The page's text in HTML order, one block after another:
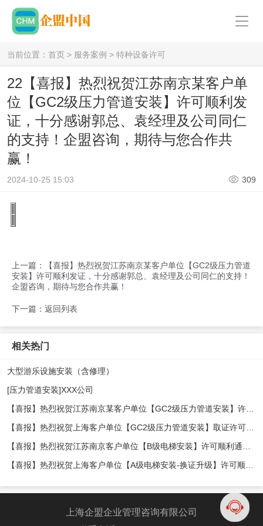
当前位置： 首页 > 服务案例 > 特种设备许可
22【喜报】热烈祝贺江苏南京某客户单
位【GC2级压力管道安装】许可顺利发
证，十分感谢郭总、袁经理及公司同仁
的支持！企盟咨询，期待与您合作共
赢！
2024-10-25 15:03 309
上一篇：
【喜报】热烈祝贺江苏南京某客户单位【GC2级压力管道
安装】许可顺利发证，十分感谢郭总、袁经理及公司同仁的支持！
企盟咨询，期待与您合作共赢！
下一篇： 返回列表
相关热门
大型游乐设施安装（含修理）
[压力管道安装]XXX公司
上海企盟企业管理咨询有限公司